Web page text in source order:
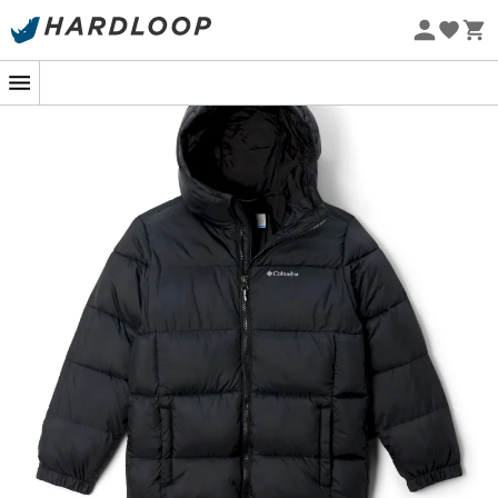
Promos d'été 🔥 -5 % EXTRA dès 2 produits* code Summer5
-5% Extra - Code Summer5
Un cocon de chaleur pour vos petits
aventuriers
Quand vos enfants se lancent dans leur première
expédition hivernale, la
doudoune à capuche Puffect
Hooded Jacket
de Columbia
devient leur meilleur allié
pour affronter le
froid
avec courage. Cette doudoune